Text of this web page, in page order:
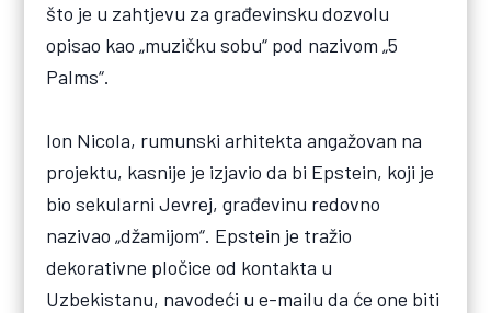
što je u zahtjevu za građevinsku dozvolu
opisao kao „muzičku sobu“ pod nazivom „5
Palms“.
Ion Nicola, rumunski arhitekta angažovan na
projektu, kasnije je izjavio da bi Epstein, koji je
bio sekularni Jevrej, građevinu redovno
nazivao „džamijom“. Epstein je tražio
dekorativne pločice od kontakta u
Uzbekistanu, navodeći u e-mailu da će one biti